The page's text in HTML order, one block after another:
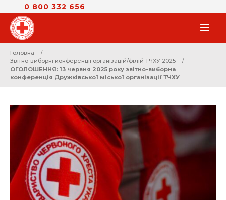
0 800 332 656
Головна
Звітно-виборні конференції організацій/філій ТЧХУ 2025
ОГОЛОШЕННЯ: 13 червня 2025 року звітно-виборна
конференція Дружківської міської організації ТЧХУ